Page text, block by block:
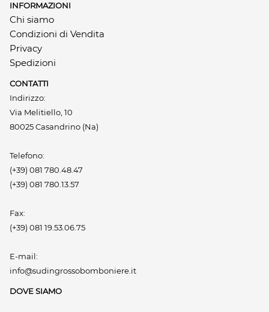
INFORMAZIONI
Chi siamo
Condizioni di Vendita
Privacy
Spedizioni
CONTATTI
Indirizzo:
Via Melitiello, 10
80025 Casandrino (Na)
Telefono:
(+39) 081 780.48.47
(+39) 081 780.13.57
Fax:
(+39) 081 19.53.06.75
E-mail:
info@sudingrossobomboniere.it
DOVE SIAMO